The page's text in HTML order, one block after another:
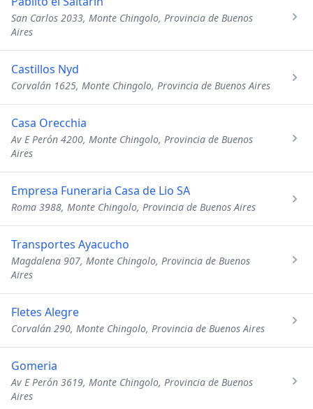
San Carlos 2033, Monte Chingolo, Provincia de Buenos
Aires
Castillos Nyd
Corvalán 1625, Monte Chingolo, Provincia de Buenos Aires
Casa Orecchia
Av E Perón 4200, Monte Chingolo, Provincia de Buenos
Aires
Empresa Funeraria Casa de Lio SA
Roma 3988, Monte Chingolo, Provincia de Buenos Aires
Transportes Ayacucho
Magdalena 907, Monte Chingolo, Provincia de Buenos
Aires
Fletes Alegre
Corvalán 290, Monte Chingolo, Provincia de Buenos Aires
Gomeria
Av E Perón 3619, Monte Chingolo, Provincia de Buenos
Aires